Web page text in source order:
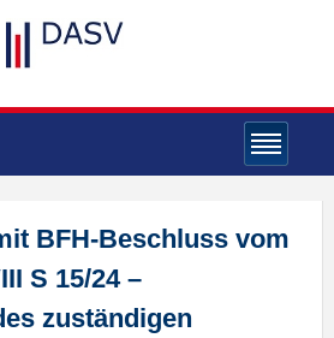
BFH-Beschluss vom
S 15/24 –
zuständigen